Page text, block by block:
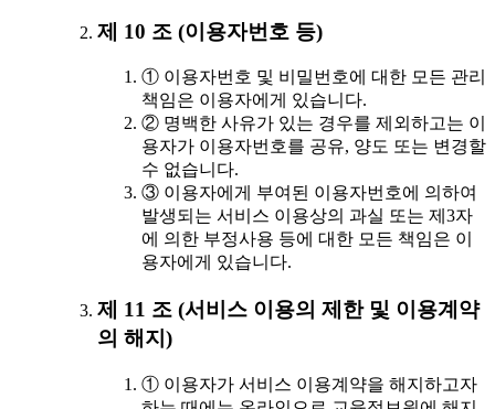
제 10 조 (이용자번호 등)
① 이용자번호 및 비밀번호에 대한 모든 관리
책임은 이용자에게 있습니다.
② 명백한 사유가 있는 경우를 제외하고는 이
용자가 이용자번호를 공유, 양도 또는 변경할
수 없습니다.
③ 이용자에게 부여된 이용자번호에 의하여
발생되는 서비스 이용상의 과실 또는 제3자
에 의한 부정사용 등에 대한 모든 책임은 이
용자에게 있습니다.
제 11 조 (서비스 이용의 제한 및 이용계약
의 해지)
① 이용자가 서비스 이용계약을 해지하고자